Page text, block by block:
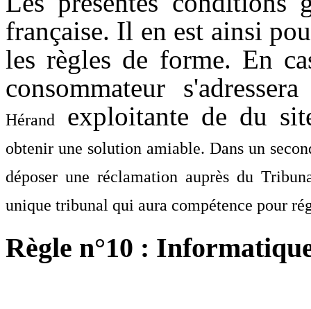
française. Il en est ainsi
les règles de forme. En
consommateur
Hérand exploitante de du
obtenir une solution amiable. Dans un
déposer une réclamation auprès du
unique tribunal qui aura compétence pour
Règle n°10 :